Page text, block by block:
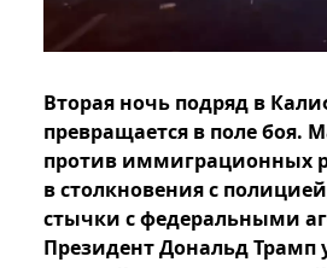
Вторая ночь подряд в
превращается в поле боя.
против иммиграционных
в столкновения с
стычки с федеральными
Президент Дональд Трамп